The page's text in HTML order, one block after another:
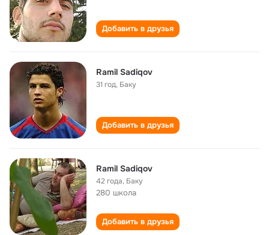
Добавить в друзья
Ramil Sadiqov
31 год, Баку
Добавить в друзья
Ramil Sadiqov
42 года, Баку
280 школа
Добавить в друзья